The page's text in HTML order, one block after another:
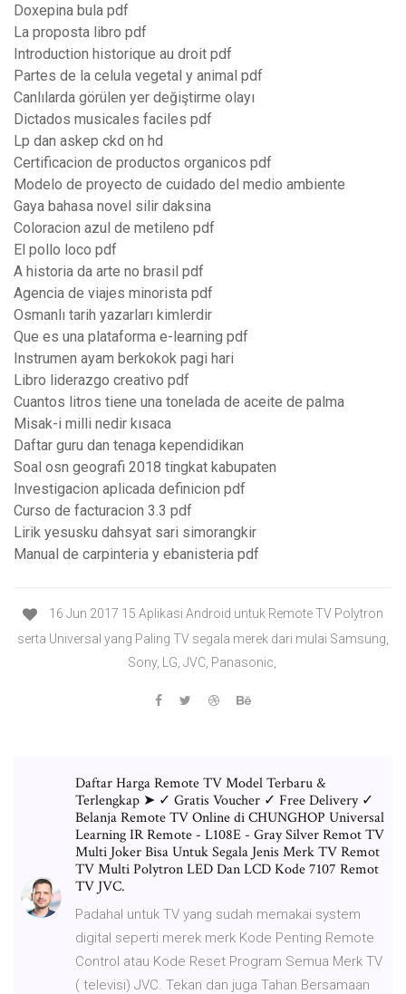
Doxepina bula pdf
La proposta libro pdf
Introduction historique au droit pdf
Partes de la celula vegetal y animal pdf
Canlılarda görülen yer değiştirme olayı
Dictados musicales faciles pdf
Lp dan askep ckd on hd
Certificacion de productos organicos pdf
Modelo de proyecto de cuidado del medio ambiente
Gaya bahasa novel silir daksina
Coloracion azul de metileno pdf
El pollo loco pdf
A historia da arte no brasil pdf
Agencia de viajes minorista pdf
Osmanlı tarih yazarları kimlerdir
Que es una plataforma e-learning pdf
Instrumen ayam berkokok pagi hari
Libro liderazgo creativo pdf
Cuantos litros tiene una tonelada de aceite de palma
Misak-i milli nedir kısaca
Daftar guru dan tenaga kependidikan
Soal osn geografi 2018 tingkat kabupaten
Investigacion aplicada definicion pdf
Curso de facturacion 3.3 pdf
Lirik yesusku dahsyat sari simorangkir
Manual de carpinteria y ebanisteria pdf
16 Jun 2017 15 Aplikasi Android untuk Remote TV Polytron
serta Universal yang Paling TV segala merek dari mulai Samsung,
Sony, LG, JVC, Panasonic,
Daftar Harga Remote TV Model Terbaru &
Terlengkap ➤ ✓ Gratis Voucher ✓ Free Delivery ✓
Belanja Remote TV Online di CHUNGHOP Universal
Learning IR Remote - L108E - Gray Silver Remot TV
Multi Joker Bisa Untuk Segala Jenis Merk TV Remot
TV Multi Polytron LED Dan LCD Kode 7107 Remot
TV JVC.
Padahal untuk TV yang sudah memakai system
digital seperti merek merk Kode Penting Remote
Control atau Kode Reset Program Semua Merk TV
( televisi) JVC. Tekan dan juga Tahan Bersamaan